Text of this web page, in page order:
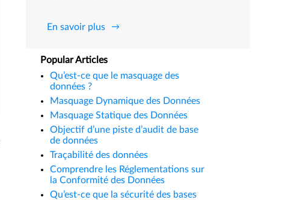
En savoir plus
Popular Articles
Qu’est-ce que le masquage des
données ?
Masquage Dynamique des Données
Masquage Statique des Données
Objectif d’une piste d’audit de base
de données
Traçabilité des données
Comprendre les Réglementations sur
la Conformité des Données
Qu’est-ce que la sécurité des bases